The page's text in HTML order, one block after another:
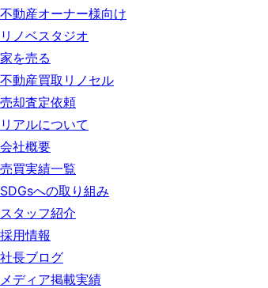
不動産オーナー様向け
リノベスタジオ
家を売る
不動産買取リノセル
売却査定依頼
リアルについて
会社概要
売買実績一覧
SDGsへの取り組み
スタッフ紹介
採用情報
社長ブログ
メディア掲載実績